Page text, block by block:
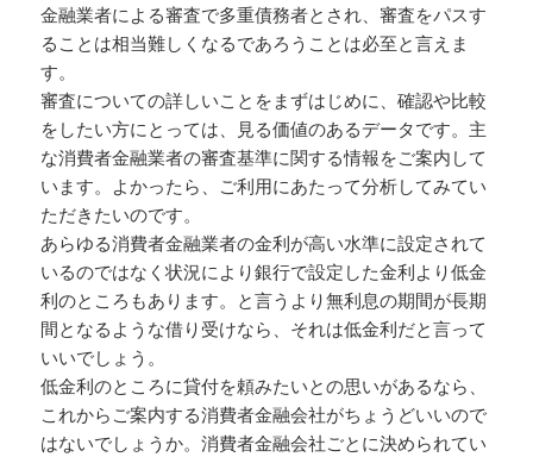
金融業者による審査で多重債務者とされ、審査をパスす
ることは相当難しくなるであろうことは必至と言えま
す。
審査についての詳しいことをまずはじめに、確認や比較
をしたい方にとっては、見る価値のあるデータです。主
な消費者金融業者の審査基準に関する情報をご案内して
います。よかったら、ご利用にあたって分析してみてい
ただきたいのです。
あらゆる消費者金融業者の金利が高い水準に設定されて
いるのではなく状況により銀行で設定した金利より低金
利のところもあります。と言うより無利息の期間が長期
間となるような借り受けなら、それは低金利だと言って
いいでしょう。
低金利のところに貸付を頼みたいとの思いがあるなら、
これからご案内する消費者金融会社がちょうどいいので
はないでしょうか。消費者金融会社ごとに決められてい